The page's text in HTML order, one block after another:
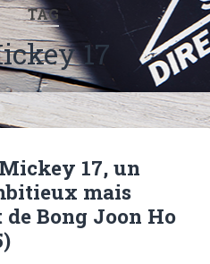
TAG
17
17, un
mais
Bong Joon Ho